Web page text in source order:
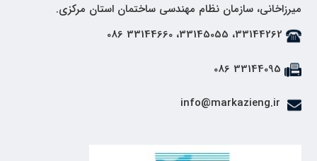
میرزاخانی، سازمان نظام مهندسی ساختمان استان مرکزی.
33144262، 33145055، 33144660 086
33144095 086